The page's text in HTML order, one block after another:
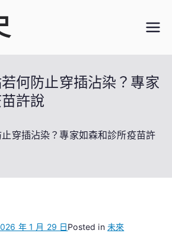
何防止穿插沾染？專家
許說
穿插沾染？專家如森和診所疫苗許
年 1 月 29 日Posted in 未來